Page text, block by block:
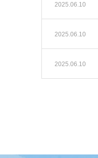
2025.06.10
2025.06.10
2025.06.10